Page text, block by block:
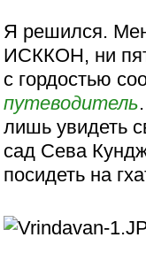
Я решился.
ИСККОН, ни
с гордостью
путеводитель
лишь увидеть
сад Сева
посидеть на